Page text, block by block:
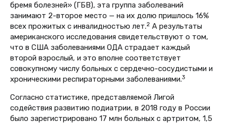
бремя болезней» (ГБВ), эта группа заболеваний
занимают 2-второе место — на их долю пришлось 16%
всех прожитых с инвалидностью лет.2 А результаты
американского исследования свидетельствуют о том,
что в США заболеваниями ОДА страдает каждый
второй взрослый, и это вполне соответствует
совокупному числу больных с сердечно-сосудистыми и
хроническими респираторными заболеваниями.3
Согласно статистике, представляемой Лигой
содействия развитию подиатрии, в 2018 году в России
было зарегистрировано 17 млн больных с артритом, 1,5